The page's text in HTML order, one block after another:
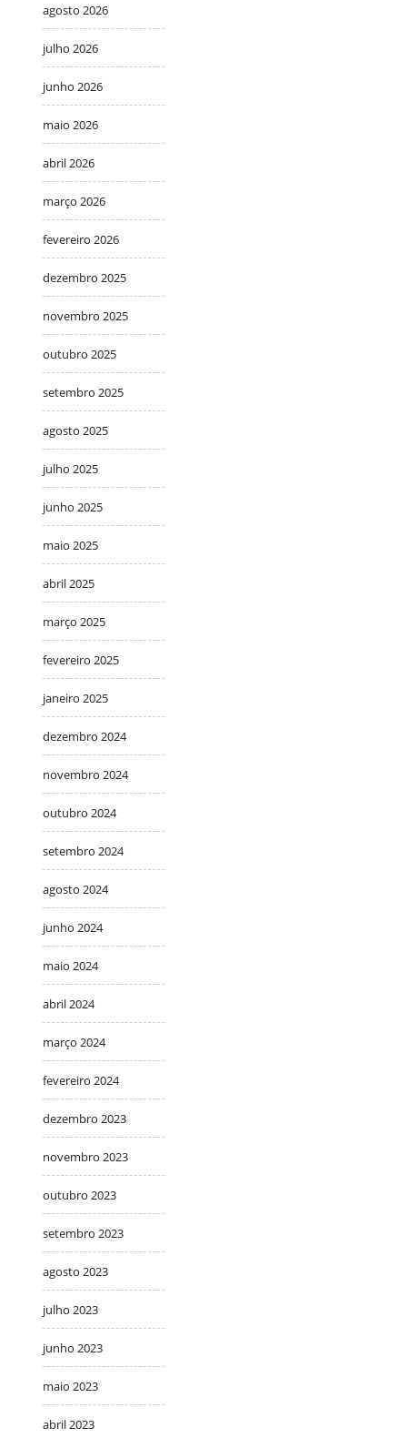
agosto 2026
julho 2026
junho 2026
maio 2026
abril 2026
março 2026
fevereiro 2026
dezembro 2025
novembro 2025
outubro 2025
setembro 2025
agosto 2025
julho 2025
junho 2025
maio 2025
abril 2025
março 2025
fevereiro 2025
janeiro 2025
dezembro 2024
novembro 2024
outubro 2024
setembro 2024
agosto 2024
junho 2024
maio 2024
abril 2024
março 2024
fevereiro 2024
dezembro 2023
novembro 2023
outubro 2023
setembro 2023
agosto 2023
julho 2023
junho 2023
maio 2023
abril 2023